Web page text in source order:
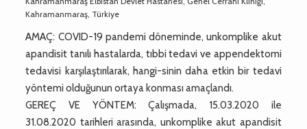
Kahramanmaraş, Türkiye
AMAÇ: COVID-19 pandemi döneminde, unkomplike akut
apandisit tanılı hastalarda, tıbbi tedavi ve appendektomi
tedavisi karşılaştırılarak, hangi-sinin daha etkin bir tedavi
yöntemi olduğunun ortaya konması amaçlandı.
GEREÇ VE YÖNTEM: Çalışmada, 15.03.2020 ile
31.08.2020 tarihleri arasında, unkomplike akut apandisit